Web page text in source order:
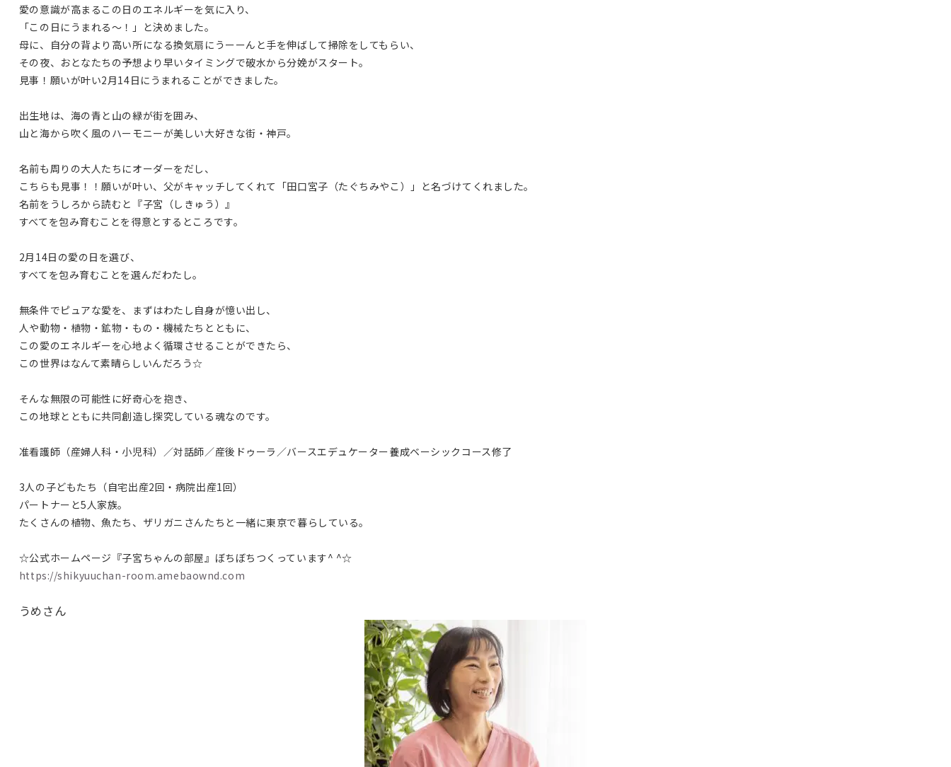
愛の意識が高まるこの日のエネルギーを気に入り、
「この日にうまれる〜！」と決めました。
母に、自分の背より高い所になる換気扇にうーーんと手を伸ばして掃除をしてもらい、
その夜、おとなたちの予想より早いタイミングで破水から分娩がスタート。
見事！願いが叶い2月14日にうまれることができました。
出生地は、海の青と山の緑が街を囲み、
山と海から吹く風のハーモニーが美しい大好きな街・神戸。
名前も周りの大人たちにオーダーをだし、
こちらも見事！！願いが叶い、父がキャッチしてくれて「田口宮子（たぐちみやこ）」と名づけてくれました。
名前をうしろから読むと『子宮（しきゅう）』
すべてを包み育むことを得意とするところです。
2月14日の愛の日を選び、
すべてを包み育むことを選んだわたし。
無条件でピュアな愛を、まずはわたし自身が憶い出し、
人や動物・植物・鉱物・もの・機械たちとともに、
この愛のエネルギーを心地よく循環させることができたら、
この世界はなんて素晴らしいんだろう☆
そんな無限の可能性に好奇心を抱き、
この地球とともに共同創造し探究している魂なのです。
准看護師（産婦人科・小児科）／対話師／産後ドゥーラ／バースエデュケーター養成ベーシックコース修了
3人の子どもたち（自宅出産2回・病院出産1回）
パートナーと5人家族。
たくさんの植物、魚たち、ザリガニさんたちと一緒に東京で暮らしている。
☆公式ホームページ『子宮ちゃんの部屋』ぼちぼちつくっています^ ^☆
https://shikyuuchan-room.amebaownd.com
うめさん